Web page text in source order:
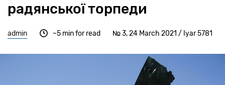
радянської торпеди
admin № 3, 24 March 2021 / Iyar 5781
~5 min for read